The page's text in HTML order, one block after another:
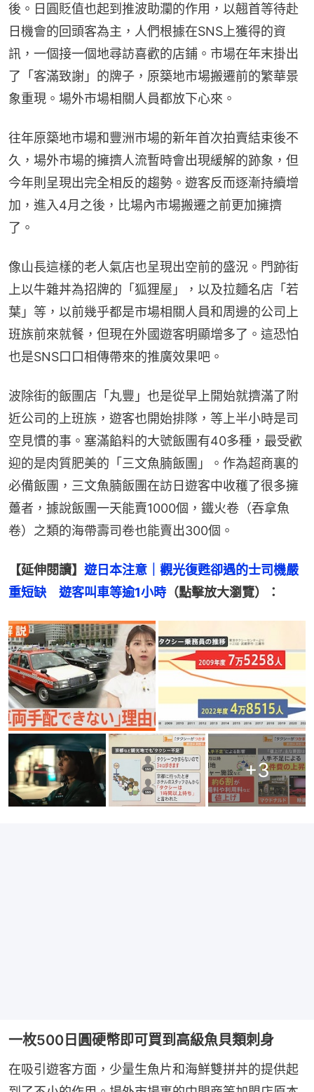
後。日圓貶值也起到推波助瀾的作用，以翹首等待赴
日機會的回頭客為主，人們根據在SNS上獲得的資
訊，一個接一個地尋訪喜歡的店鋪。市場在年末掛出
了「客滿致謝」的牌子，原築地市場搬遷前的繁華景
象重現。場外市場相關人員都放下心來。
往年原築地市場和豐洲市場的新年首次拍賣結束後不
久，場外市場的擁擠人流暫時會出現緩解的跡象，但
今年則呈現出完全相反的趨勢。遊客反而逐漸持續增
加，進入4月之後，比場內市場搬遷之前更加擁擠
了。
像山長這樣的老人氣店也呈現出空前的盛況。門跡街
上以牛雜丼為招牌的「狐狸屋」，以及拉麵名店「若
葉」等，以前幾乎都是市場相關人員和周邊的公司上
班族前來就餐，但現在外國遊客明顯增多了。這恐怕
也是SNS口口相傳帶來的推廣效果吧。
波除街的飯團店「丸豐」也是從早上開始就擠滿了附
近公司的上班族，遊客也開始排隊，等上半小時是司
空見慣的事。塞滿餡料的大號飯團有40多種，最受歡
迎的是肉質肥美的「三文魚腩飯團」。作為超商裏的
必備飯團，三文魚腩飯團在訪日遊客中收穫了很多擁
躉者，據說飯團一天能賣1000個，鐵火卷（吞拿魚
卷）之類的海帶壽司卷也能賣出300個。
【延伸閱讀】 遊日本注意｜觀光復甦卻遇的士司機嚴
重短缺　遊客叫車等逾1小時 （點擊放大瀏覽）：
+3
一枚500日圓硬幣即可買到高級魚貝類刺身
在吸引遊客方面，少量生魚片和海鮮雙拼丼的提供起